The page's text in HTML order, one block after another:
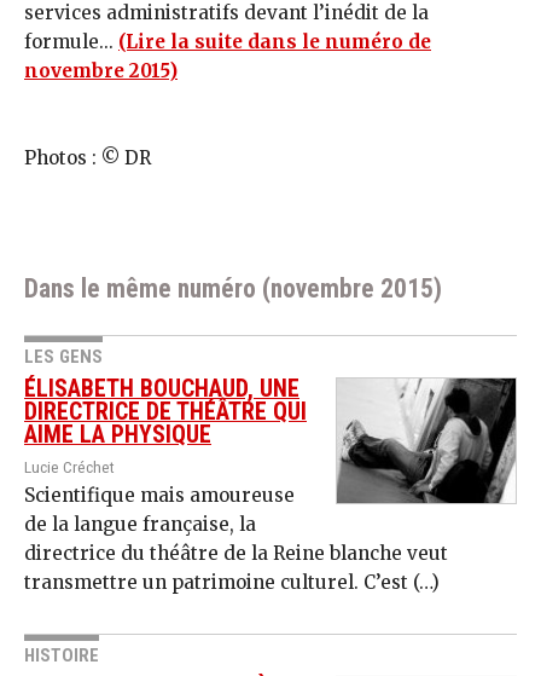
services administratifs devant l’inédit de la
formule... (Lire la suite dans le numéro de
novembre 2015)
Photos : © DR
Dans le même numéro (novembre 2015)
LES GENS
ÉLISABETH BOUCHAUD, UNE
DIRECTRICE DE THÉÂTRE QUI
AIME LA PHYSIQUE
Lucie Créchet
Scientifique mais amoureuse
de la langue française, la
directrice du théâtre de la Reine blanche veut
transmettre un patrimoine culturel. C’est (…)
HISTOIRE